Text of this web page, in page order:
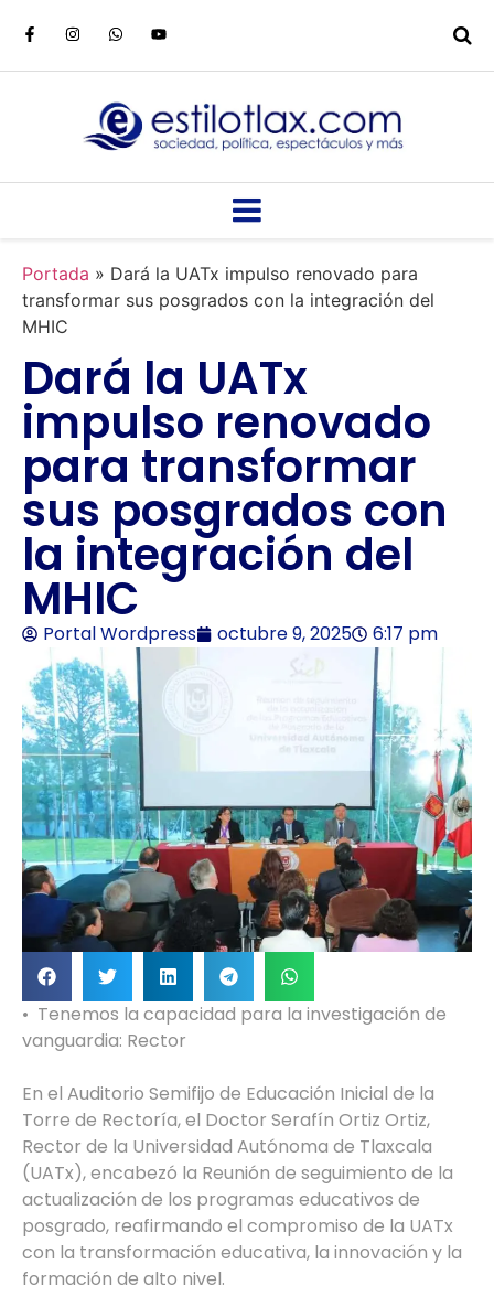
Portada » Dará la UATx impulso renovado para
transformar sus posgrados con la integración del
MHIC
Dará la UATx
impulso renovado
para transformar
sus posgrados con
la integración del
MHIC
Portal Wordpress octubre 9, 2025 6:17 pm
• Tenemos la capacidad para la investigación de
vanguardia: Rector
En el Auditorio Semifijo de Educación Inicial de la
Torre de Rectoría, el Doctor Serafín Ortiz Ortiz,
Rector de la Universidad Autónoma de Tlaxcala
(UATx), encabezó la Reunión de seguimiento de la
actualización de los programas educativos de
posgrado, reafirmando el compromiso de la UATx
con la transformación educativa, la innovación y la
formación de alto nivel.